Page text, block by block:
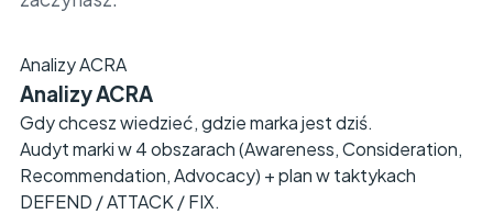
Analizy ACRA
Analizy ACRA
Gdy chcesz wiedzieć, gdzie marka jest dziś.
Audyt marki w 4 obszarach (Awareness, Consideration,
Recommendation, Advocacy) + plan w taktykach
DEFEND / ATTACK / FIX.